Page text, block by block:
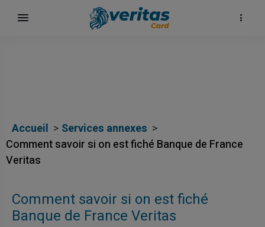
Accueil
Services annexes
Comment savoir si on est fiché Banque de France
Veritas
Comment savoir si on est fiché
Banque de France Veritas